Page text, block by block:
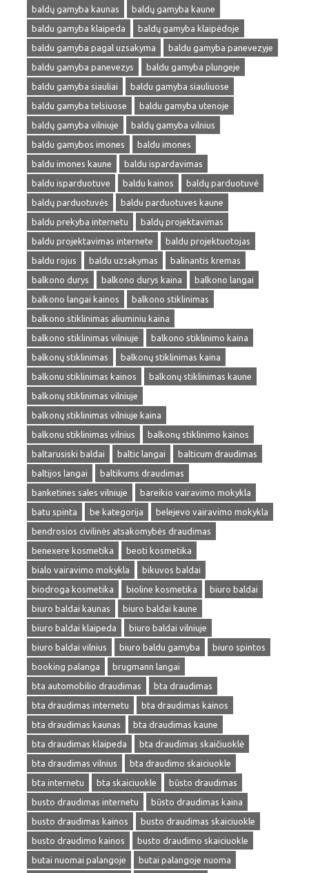
baldų gamyba kaunas
baldų gamyba kaune
baldu gamyba klaipeda
baldų gamyba klaipėdoje
baldu gamyba pagal uzsakyma
baldu gamyba panevezyje
baldu gamyba panevezys
baldu gamyba plungeje
baldu gamyba siauliai
baldu gamyba siauliuose
baldu gamyba telsiuose
baldu gamyba utenoje
baldų gamyba vilniuje
baldų gamyba vilnius
baldu gamybos imones
baldu imones
baldu imones kaune
baldu ispardavimas
baldu isparduotuve
baldu kainos
baldų parduotuvė
baldų parduotuvės
baldu parduotuves kaune
baldu prekyba internetu
baldų projektavimas
baldu projektavimas internete
baldu projektuotojas
baldu rojus
baldu uzsakymas
balinantis kremas
balkono durys
balkono durys kaina
balkono langai
balkono langai kainos
balkono stiklinimas
balkono stiklinimas aliuminiu kaina
balkono stiklinimas vilniuje
balkono stiklinimo kaina
balkonų stiklinimas
balkonų stiklinimas kaina
balkonu stiklinimas kainos
balkonų stiklinimas kaune
balkonų stiklinimas vilniuje
balkonų stiklinimas vilniuje kaina
balkonu stiklinimas vilnius
balkonų stiklinimo kainos
baltarusiski baldai
baltic langai
balticum draudimas
baltijos langai
baltikums draudimas
banketines sales vilniuje
bareikio vairavimo mokykla
batu spinta
be kategorija
belejevo vairavimo mokykla
bendrosios civilinės atsakomybės draudimas
benexere kosmetika
beoti kosmetika
bialo vairavimo mokykla
bikuvos baldai
biodroga kosmetika
bioline kosmetika
biuro baldai
biuro baldai kaunas
biuro baldai kaune
biuro baldai klaipeda
biuro baldai vilniuje
biuro baldai vilnius
biuro baldu gamyba
biuro spintos
booking palanga
brugmann langai
bta automobilio draudimas
bta draudimas
bta draudimas internetu
bta draudimas kainos
bta draudimas kaunas
bta draudimas kaune
bta draudimas klaipeda
bta draudimas skaičiuoklė
bta draudimas vilnius
bta draudimo skaiciuokle
bta internetu
bta skaiciuokle
būsto draudimas
busto draudimas internetu
būsto draudimas kaina
busto draudimas kainos
busto draudimas skaiciuokle
busto draudimo kainos
busto draudimo skaiciuokle
butai nuomai palangoje
butai palangoje nuoma